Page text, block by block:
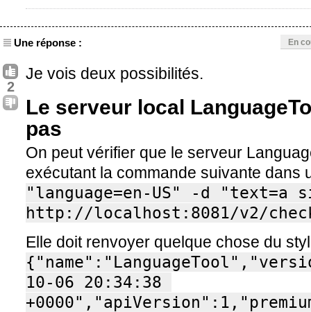
Une réponse : En
2
Je vois deux possibilités.
Le serveur local
pas
On peut vérifier que le serveur
exécutant la commande suivante dans
"language=en-US" -d "text=a
http://localhost:8081/v2/
Elle doit renvoyer quelque chose du
10-06 20:34:38